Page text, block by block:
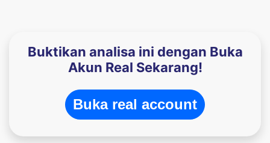
Buktikan analisa ini dengan Buka
Akun Real Sekarang!
Buka real account